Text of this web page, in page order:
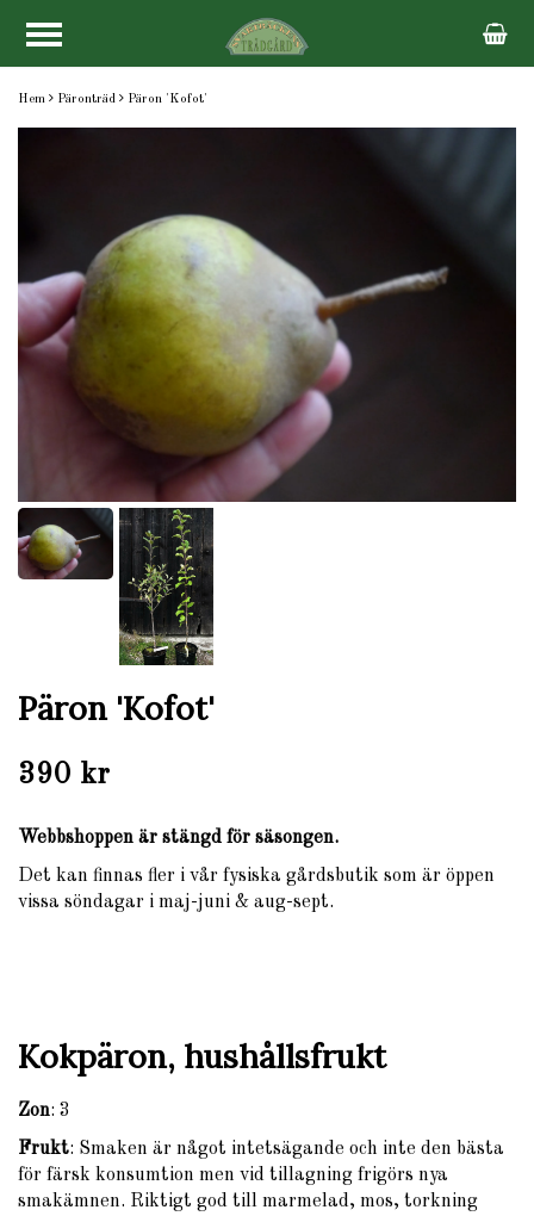
Hem Päronträd Päron 'Kofot'
Päron 'Kofot'
390 kr
Webbshoppen är stängd för säsongen.
Det kan finnas fler i vår fysiska gårdsbutik som är öppen
vissa söndagar i maj-juni & aug-sept.
Kokpäron, hushållsfrukt
Zon: 3
Frukt: Smaken är något intetsägande och inte den bästa
för färsk konsumtion men vid tillagning frigörs nya
smakämnen. Riktigt god till marmelad, mos, torkning